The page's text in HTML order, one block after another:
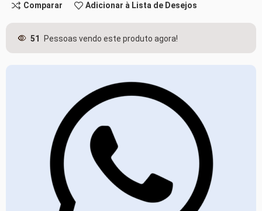
Comparar Adicionar à Lista de Desejos
51 Pessoas vendo este produto agora!